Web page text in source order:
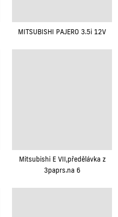
MITSUBISHI PAJERO 3.5i 12V
Mitsubishi E VII,předělávka z
3paprs.na 6